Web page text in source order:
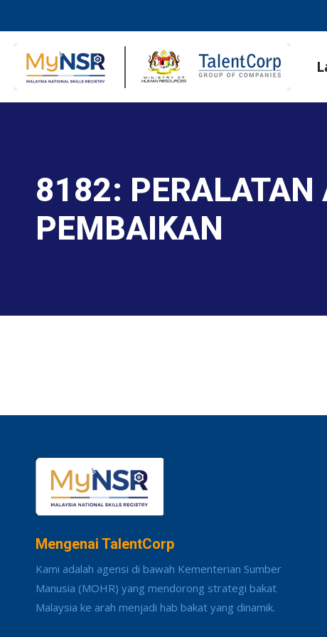
8182: PERALATAN
PEMBAIKAN
Mengenai TalentCorp
Kami adalah agensi di bawah Kementerian Sumber
Manusia (MOHR) yang mendorong strategi bakat
Malaysia ke arah menjadi hab bakat yang dinamik.